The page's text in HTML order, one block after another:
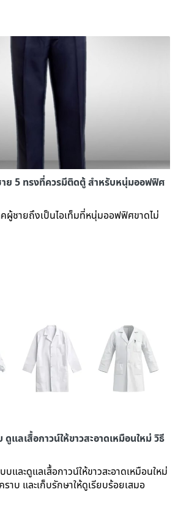
ย 5 ทรงที่ควรมีติดตู้ สำหรับหนุ่มออฟฟิศ
คผู้ชายถึงเป็นไอเท็มที่หนุ่มออฟฟิศขาดไม่
แลเสื้อกาวน์ให้ขาวสะอาดเหมือนใหม่ วิธี
และดูแลเสื้อกาวน์ให้ขาวสะอาดเหมือนใหม่
าบ และเก็บรักษาให้ดูเรียบร้อยเสมอ